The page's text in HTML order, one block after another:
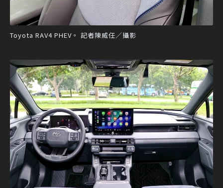
Toyota RAV4 PHEV。 記者陳威任／攝影